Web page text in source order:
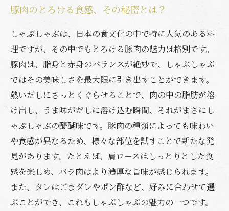
しゃぶしゃぶを愛するあなたへ：とろける豚肉
の楽しみ方
とろける瞬間、心に残るしゃぶしゃぶ体験
豚肉のとろける食感、その秘密とは？
しゃぶしゃぶは、日本の食文化の中で特に人気のある料
理ですが、その中でもとろける豚肉の魅力は格別です。
豚肉は、脂身と赤身のバランスが絶妙で、しゃぶしゃぶ
ではその美味しさを最大限に引き出すことができます。
熱いだしにさっとくぐらせることで、肉の中の脂肪が溶
け出し、うま味がだしに溶け込む瞬間、それがまさにし
ゃぶしゃぶの醍醐味です。豚肉の種類によっても味わい
や食感が異なるため、様々な部位を試すことで新たな発
見があります。たとえば、肩ロースはしっとりとした食
感を楽しめ、バラ肉はより濃厚な旨味が感じられます。
また、タレはごまダレやポン酢など、好みに合わせて選
ぶことができ、これもしゃぶしゃぶの魅力の一つです。